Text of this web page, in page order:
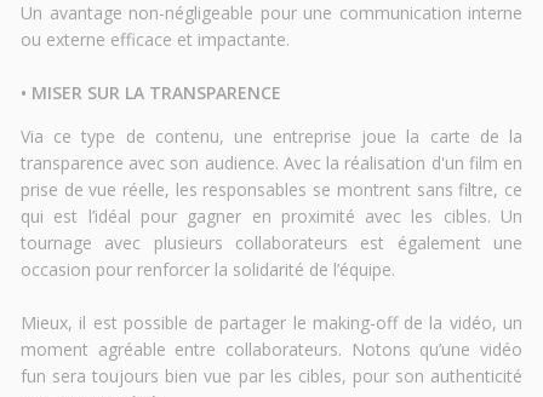
Un avantage non-négligeable pour une communication interne
ou externe efficace et impactante.
• MISER SUR LA TRANSPARENCE
Via ce type de contenu, une entreprise joue la carte de la
transparence avec son audience. Avec la réalisation d'un film en
prise de vue réelle, les responsables se montrent sans filtre, ce
qui est l’idéal pour gagner en proximité avec les cibles. Un
tournage avec plusieurs collaborateurs est également une
occasion pour renforcer la solidarité de l’équipe.
Mieux, il est possible de partager le making-off de la vidéo, un
moment agréable entre collaborateurs. Notons qu’une vidéo
fun sera toujours bien vue par les cibles, pour son authenticité